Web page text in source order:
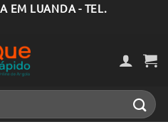
EM LUANDA - TEL.